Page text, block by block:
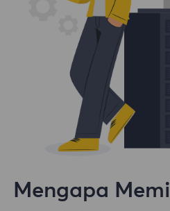
Mengapa